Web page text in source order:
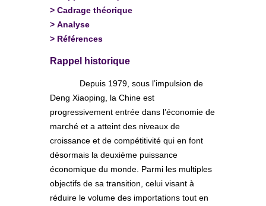
> Cadrage théorique
> Analyse
> Références
Rappel historique
Depuis 1979, sous l’impulsion de
Deng Xiaoping, la Chine est
progressivement entrée dans l’économie de
marché et a atteint des niveaux de
croissance et de compétitivité qui en font
désormais la deuxième puissance
économique du monde. Parmi les multiples
objectifs de sa transition, celui visant à
réduire le volume des importations tout en